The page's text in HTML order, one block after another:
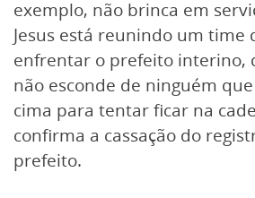
exemplo, não brinca em
Jesus está reunindo um time
enfrentar o prefeito interino,
não esconde de ninguém
cima para tentar ficar na
confirma a cassação do
prefeito.